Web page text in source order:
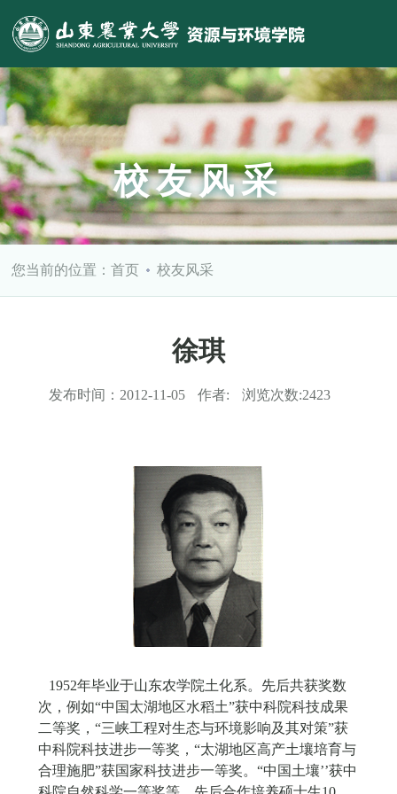
校友风采
您当前的位置：首页 校友风采
徐琪
发布时间： 2012-11-05 作者: 浏览次数:2423
1952年毕业于山东农学院土化系。先后共获奖数
次，例如“中国太湖地区水稻土”获中科院科技成果
二等奖，“三峡工程对生态与环境影响及其对策”获
中科院科技进步一等奖，“太湖地区高产土壤培育与
合理施肥”获国家科技进步一等奖。“中国土壤’’获中